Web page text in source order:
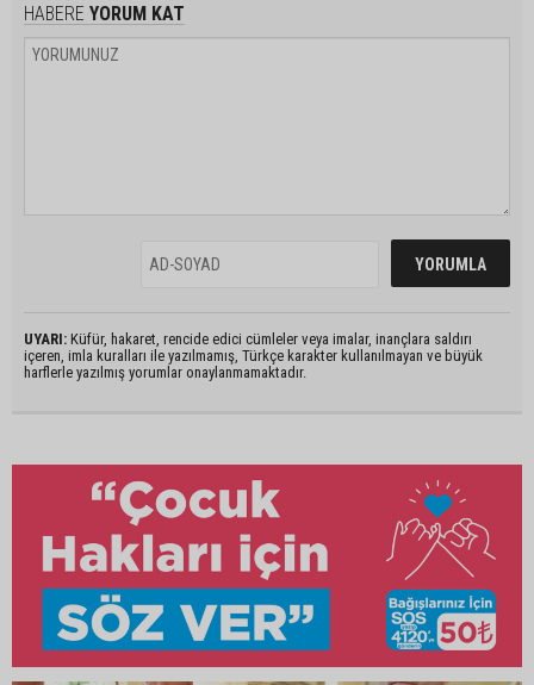
HABERE YORUM KAT
UYARI: Küfür, hakaret, rencide edici cümleler veya imalar, inançlara saldırı
içeren, imla kuralları ile yazılmamış, Türkçe karakter kullanılmayan ve büyük
harflerle yazılmış yorumlar onaylanmamaktadır.